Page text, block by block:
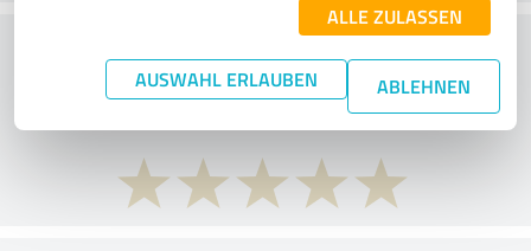
ALLE ZULASSEN
AUSWAHL ERLAUBEN ABLEHNEN
Fiyat/performans oranı hakkında ne
düşünüyorsunuz?